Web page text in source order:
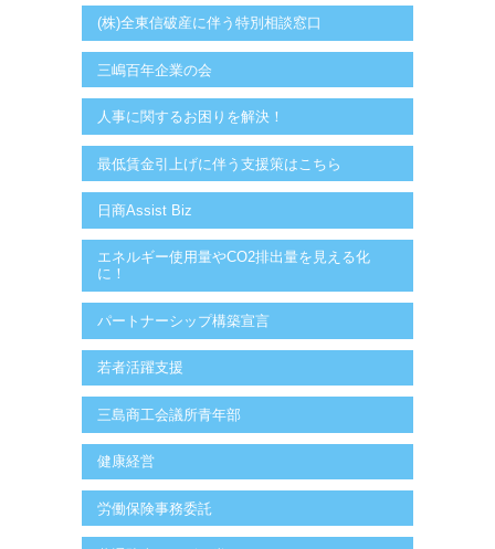
(株)全東信破産に伴う特別相談窓口
三嶋百年企業の会
人事に関するお困りを解決！
最低賃金引上げに伴う支援策はこちら
日商Assist Biz
エネルギー使用量やCO2排出量を見える化
に！
パートナーシップ構築宣言
若者活躍支援
三島商工会議所青年部
健康経営
労働保険事務委託